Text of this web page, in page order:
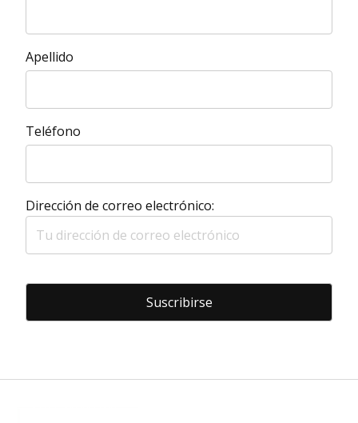
Apellido
Teléfono
Dirección de correo electrónico: